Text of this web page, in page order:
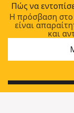
Πώς να
Η πρόσβαση στο
είναι
και